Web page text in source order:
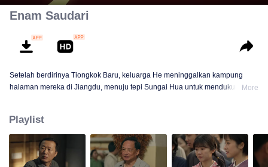
Enam Saudari
Setelah berdirinya Tiongkok Baru, keluarga He meninggalkan kampung
halaman mereka di Jiangdu, menuju tepi Sungai Hua untuk mendukung
menghadapi kehidupan bersama. Bagaimana mereka bertahan di tengah
kerasnya kehidupan?
More
Playlist